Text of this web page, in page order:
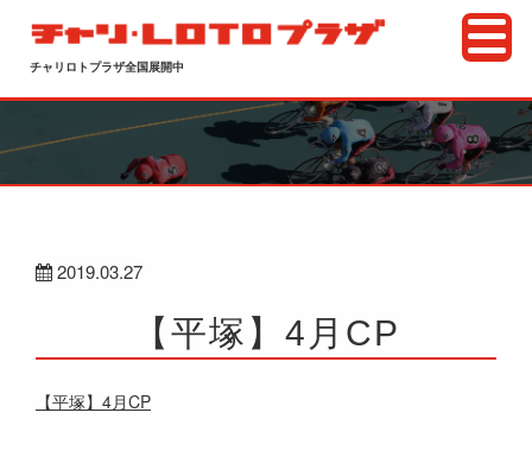
チャリロトプラザ全国展開中
2019.03.27
【平塚】4月CP
【平塚】4月CP